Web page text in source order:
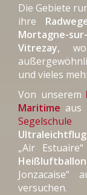
Die Gebiete
ihre
Mortagne-
Vitrezay,
und vieles
Von unserem
Maritime aus
„Air
Heißluftballon
Jonzacaise“
versuchen.